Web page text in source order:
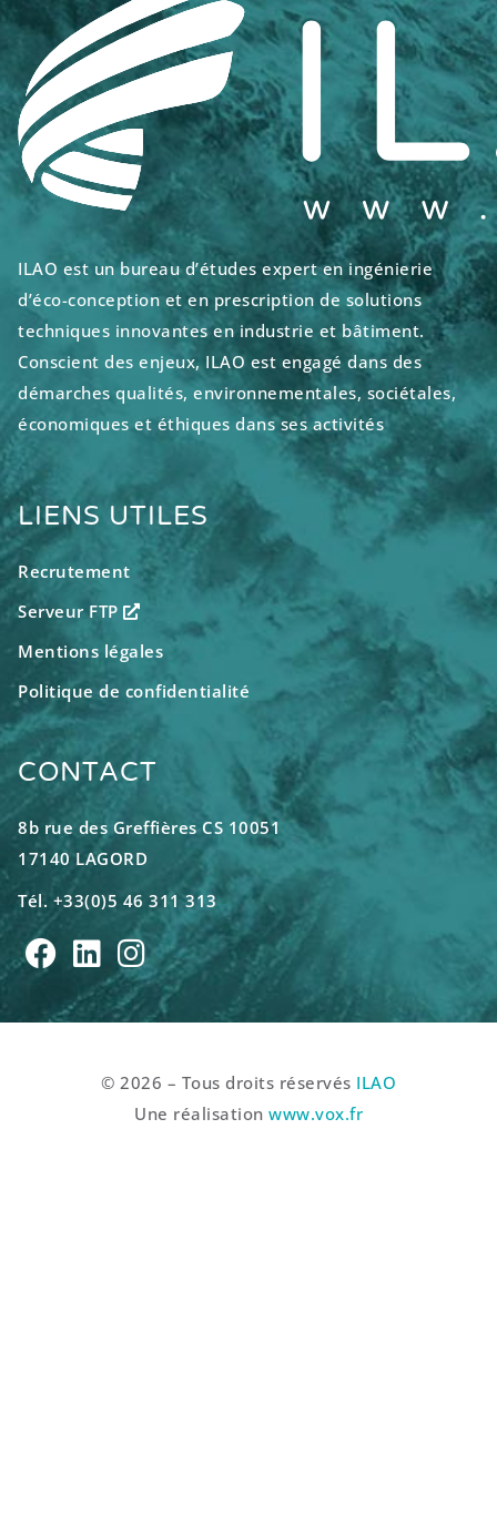
ILAO est un bureau d’études expert en ingénierie
d’éco-conception et en prescription de solutions
techniques innovantes en industrie et bâtiment.
Conscient des enjeux, ILAO est engagé dans des
démarches qualités, environnementales, sociétales,
économiques et éthiques dans ses activités
LIENS UTILES
Recrutement
Serveur FTP
Mentions légales
Politique de confidentialité
CONTACT
8b rue des Greffières CS 10051
17140 LAGORD
Tél. +33(0)5 46 311 313
© 2026 – Tous droits réservés ILAO
Une réalisation www.vox.fr